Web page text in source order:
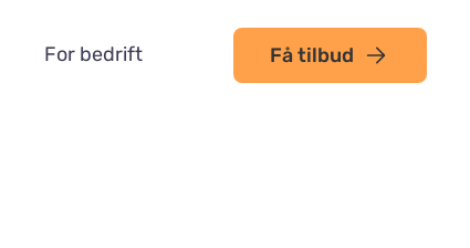
For bedrift Få tilbud